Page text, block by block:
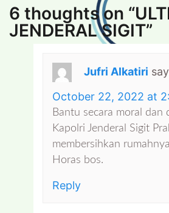
6 thoughts on “
JENDERAL SIGIT”
Jufri Alkatiri
October 22, 2022 at
Bantu secara moral dan
Kapolri Jenderal Sigit
membersihkan
Horas bos.
Reply